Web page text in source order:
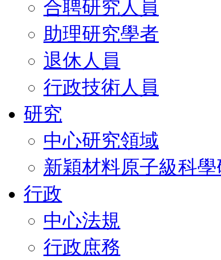
合聘研究人員
助理研究學者
退休人員
行政技術人員
研究
中心研究領域
新穎材料原子級科
行政
中心法規
行政庶務